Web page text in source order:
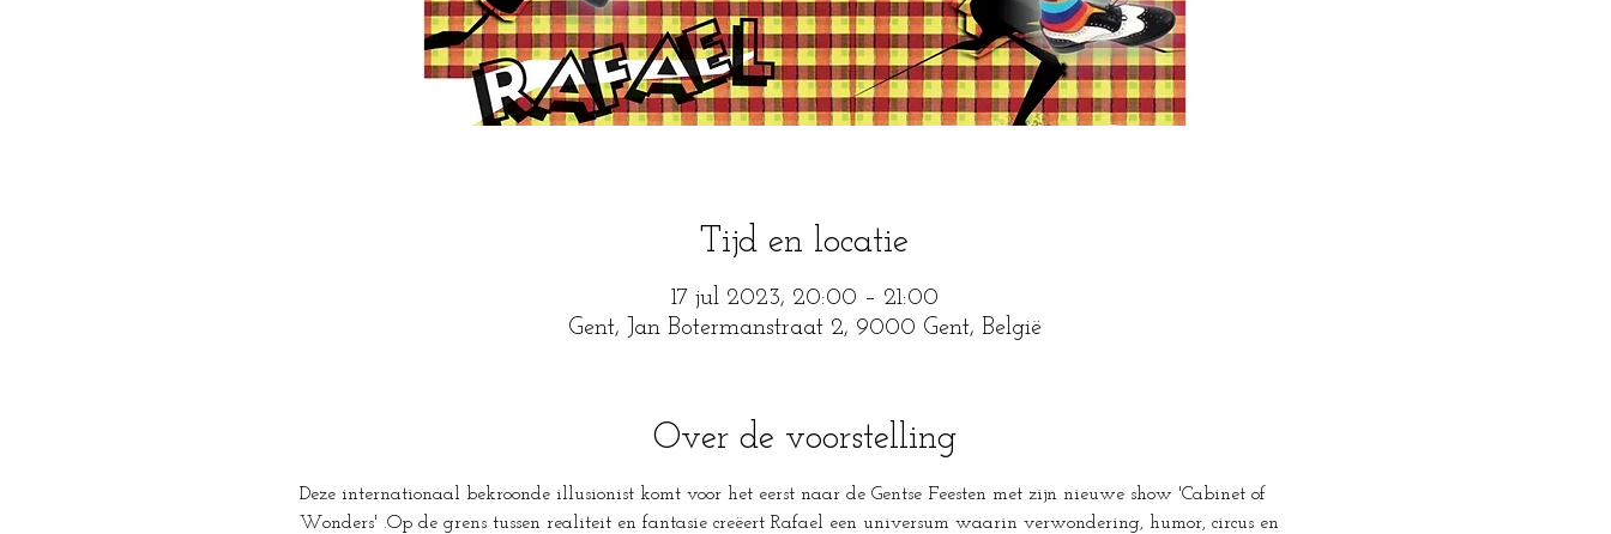
Tijd en locatie
17 jul 2023, 20:00 – 21:00
Gent, Jan Botermanstraat 2, 9000 Gent, België
Over de voorstelling
Deze internationaal bekroonde illusionist komt voor het eerst naar de Gentse Feesten met zijn nieuwe show 'Cabinet of
Wonders' .Op de grens tussen realiteit en fantasie creëert Rafael een universum waarin verwondering, humor, circus en